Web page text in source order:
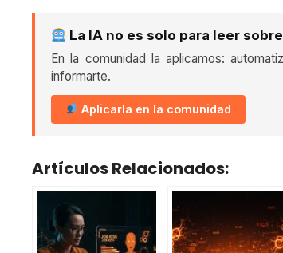
La IA no es solo para leer
En la comunidad la aplicamos:
informarte.
Aplicarla en la comunidad
Artículos Relacionados: